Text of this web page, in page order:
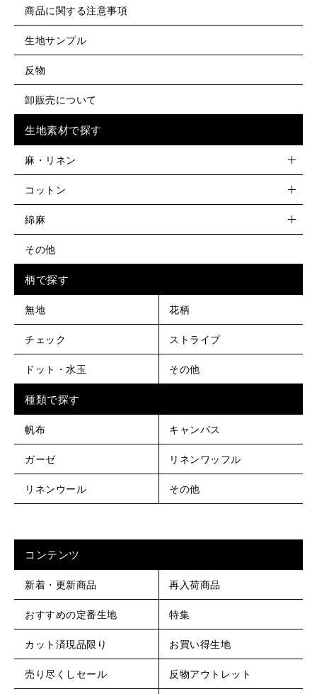
商品に関する注意事項
生地サンプル
反物
卸販売について
生地素材で探す
麻・リネン
コットン
綿麻
その他
柄で探す
無地 花柄
チェック ストライプ
ドット・水玉 その他
種類で探す
帆布 キャンバス
ガーゼ リネンワッフル
リネンウール その他
コンテンツ
新着・更新商品 再入荷商品
おすすめの定番生地 特集
カット済現品限り お買い得生地
売り尽くしセール 反物アウトレット